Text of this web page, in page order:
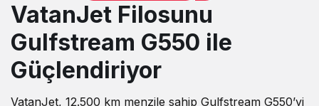
VatanJet Filosunu
Gulfstream G550 ile
Güçlendiriyor
VatanJet, 12.500 km menzile sahip Gulfstream G550’yi